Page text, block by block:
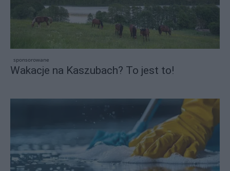
sponsorowane
Wakacje na Kaszubach? To jest to!